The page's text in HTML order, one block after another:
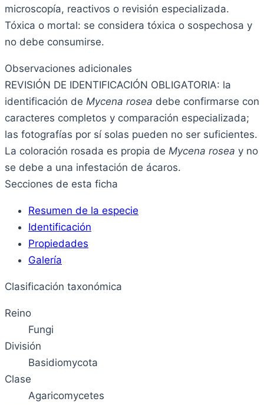
microscopía, reactivos o revisión especializada.
Tóxica o mortal: se considera tóxica o sospechosa y
no debe consumirse.
Observaciones adicionales
REVISIÓN DE IDENTIFICACIÓN OBLIGATORIA: la
identificación de Mycena rosea debe confirmarse con
caracteres completos y comparación especializada;
las fotografías por sí solas pueden no ser suficientes.
La coloración rosada es propia de Mycena rosea y no
se debe a una infestación de ácaros.
Secciones de esta ficha
Resumen de la especie
Identificación
Propiedades
Galería
Clasificación taxonómica
Reino
Fungi
División
Basidiomycota
Clase
Agaricomycetes